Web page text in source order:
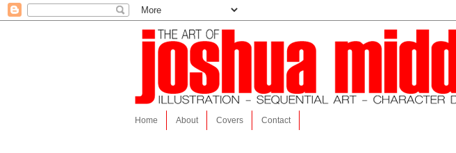
Home About Covers Contact